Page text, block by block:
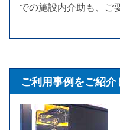
での施設内介助も、ご
ご利用事例をご紹介